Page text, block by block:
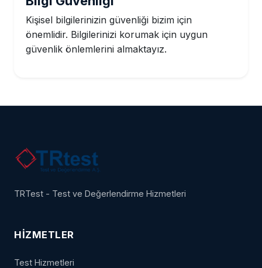
Kişisel bilgilerinizin güvenliği bizim için
önemlidir. Bilgilerinizi korumak için uygun
güvenlik önlemlerini almaktayız.
TRTest - Test ve Değerlendirme Hizmetleri
HIZMETLER
Test Hizmetleri